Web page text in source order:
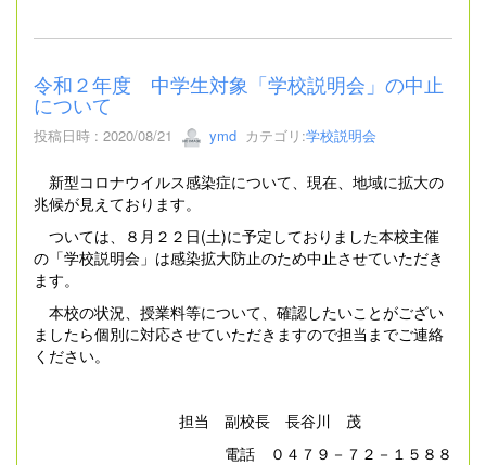
令和２年度 中学生対象「学校説明会」の中止
について
投稿日時 : 2020/08/21 ymd カテゴリ:学校説明会
新型コロナウイルス感染症について、現在、地域に拡大の
兆候が見えております。
ついては、８月２２日(土)に予定しておりました本校主催
の「学校説明会」は感染拡大防止のため中止させていただき
ます。
本校の状況、授業料等について、確認したいことがござい
ましたら個別に対応させていただきますので担当までご連絡
ください。
担当 副校長 長谷川 茂
電話 ０４７９－７２－１５８８